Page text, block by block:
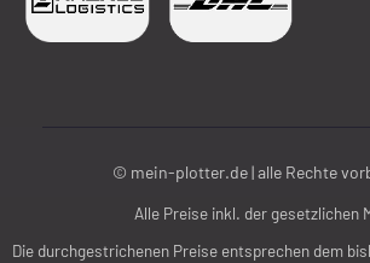
© mein-plotter.de | alle Rechte
Alle Preise inkl. der gesetzlichen
Die durchgestrichenen Preise entsprechen dem